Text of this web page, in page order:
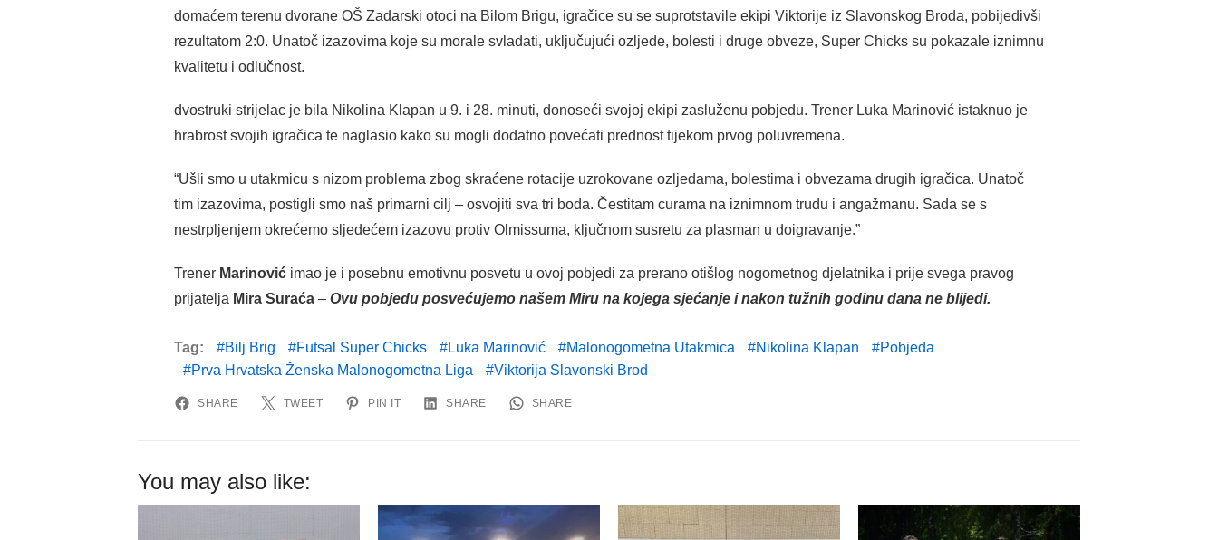
domaćem terenu dvorane OŠ Zadarski otoci na Bilom Brigu, igračice su se suprotstavile ekipi Viktorije iz Slavonskog Broda, pobijedivši
rezultatom 2:0. Unatoč izazovima koje su morale svladati, uključujući ozljede, bolesti i druge obveze, Super Chicks su pokazale iznimnu
kvalitetu i odlučnost.
dvostruki strijelac je bila Nikolina Klapan u 9. i 28. minuti, donoseći svojoj ekipi zasluženu pobjedu. Trener Luka Marinović istaknuo je
hrabrost svojih igračica te naglasio kako su mogli dodatno povećati prednost tijekom prvog poluvremena.
“Ušli smo u utakmicu s nizom problema zbog skraćene rotacije uzrokovane ozljedama, bolestima i obvezama drugih igračica. Unatoč
tim izazovima, postigli smo naš primarni cilj – osvojiti sva tri boda. Čestitam curama na iznimnom trudu i angažmanu. Sada se s
nestrpljenjem okrećemo sljedećem izazovu protiv Olmissuma, ključnom susretu za plasman u doigravanje.”
Trener Marinović imao je i posebnu emotivnu posvetu u ovoj pobjedi za prerano otišlog nogometnog djelatnika i prije svega pravog
prijatelja Mira Suraća – Ovu pobjedu posvećujemo našem Miru na kojega sjećanje i nakon tužnih godinu dana ne blijedi.
Tag: Bilj Brig Futsal Super Chicks Luka Marinović Malonogometna Utakmica Nikolina Klapan
Pobjeda
Prva Hrvatska Ženska Malonogometna Liga
Viktorija Slavonski Brod
SHARE TWEET PIN IT SHARE SHARE
You may also like: